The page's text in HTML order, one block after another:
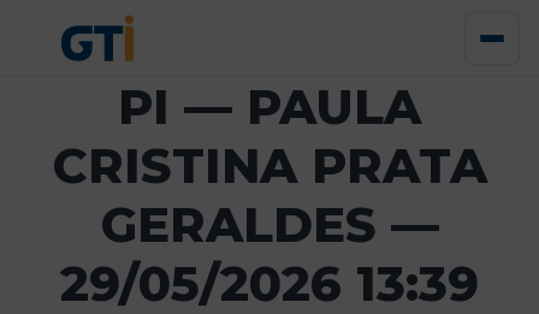
PI — PAULA
CRISTINA PRATA
GERALDES —
29/05/2026 13:39